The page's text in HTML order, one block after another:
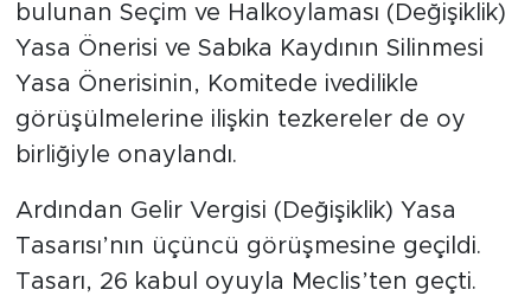
bulunan Seçim ve Halkoylaması (Değişiklik)
Yasa Önerisi ve Sabıka Kaydının Silinmesi
Yasa Önerisinin, Komitede ivedilikle
görüşülmelerine ilişkin tezkereler de oy
birliğiyle onaylandı.
Ardından Gelir Vergisi (Değişiklik) Yasa
Tasarısı’nın üçüncü görüşmesine geçildi.
Tasarı, 26 kabul oyuyla Meclis’ten geçti.